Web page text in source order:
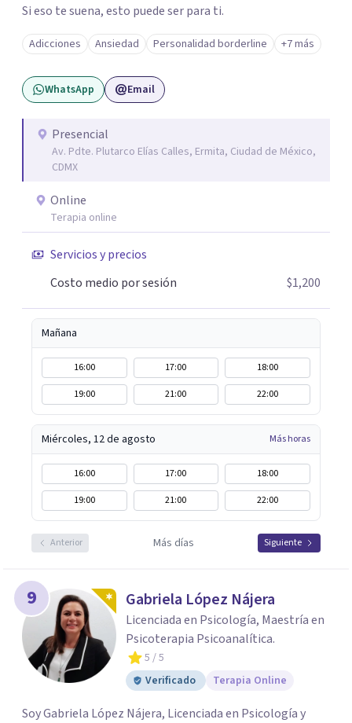
Si eso te suena, esto puede ser para ti.
Adicciones Ansiedad Personalidad borderline +7 más
WhatsApp Email
Presencial
Av. Pdte. Plutarco Elías Calles, Ermita, Ciudad de México,
CDMX
Online
Terapia online
Servicios y precios
Costo medio por sesión
$1,200
Mañana
16:00 17:00
18:00
19:00
21:00 22:00
Miércoles, 12 de agosto Más horas
16:00 17:00
18:00
19:00
21:00 22:00
Anterior Más días Siguiente
9 Gabriela López Nájera
Licenciada en Psicología, Maestría en
Psicoterapia Psicoanalítica.
5 / 5
Verificado
Terapia Online
Soy Gabriela López Nájera, Licenciada en Psicología y